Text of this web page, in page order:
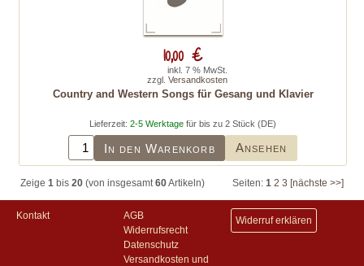
Country and Western Songs für Gesang und Klavier
Lieferzeit: 2-5 Werktage für bis zu 2 Stück (DE)
In den Warenkorb Ansehen
10,00 €
inkl. 7 % MwSt.
zzgl. Versandkosten
Zeige 1 bis 20 (von insgesamt60Artikeln) Seiten: 1 2 3 [nächste >>]
Kontakt
AGB
Widerrufsrecht
Datenschutz
Versandkosten und
Widerruf erklären